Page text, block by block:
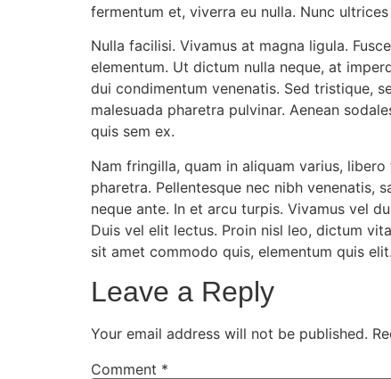
fermentum et, viverra eu nulla. Nunc
Nulla facilisi. Vivamus at magna ligula.
elementum. Ut dictum nulla neque, at
dui condimentum venenatis. Sed tristique,
malesuada pharetra pulvinar. Aenean
quis sem ex.
Nam fringilla, quam in aliquam varius,
pharetra. Pellentesque nec nibh venenatis,
neque ante. In et arcu turpis. Vivamus vel
Duis vel elit lectus. Proin nisl leo, dictum
sit amet commodo quis, elementum quis elit.
Leave a Reply
Your email address will not be published.
Comment *